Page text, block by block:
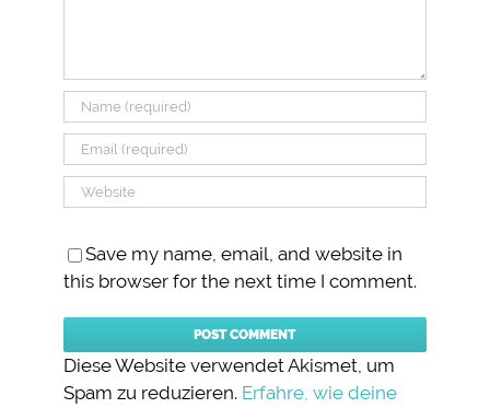
Save my name, email, and website in
this browser for the next time I comment.
Diese Website verwendet Akismet, um
Spam zu reduzieren. Erfahre, wie deine